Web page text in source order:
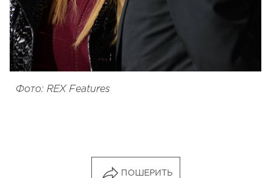
Фото: REX Features
ПОШЕРИТЬ